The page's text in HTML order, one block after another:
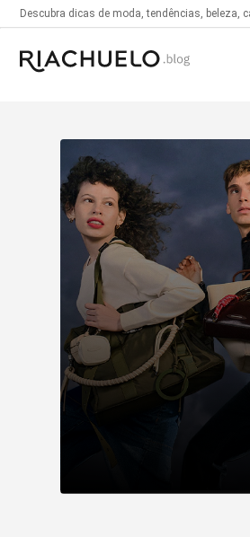
Descubra dicas de moda, tendências, beleza,